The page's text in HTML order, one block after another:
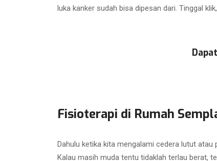
luka kanker sudah bisa dipesan dari. Tinggal
Fisioterapi di Rumah
Dahulu ketika kita mengalami cedera lutut
Kalau masih muda tentu tidaklah terlau berat,